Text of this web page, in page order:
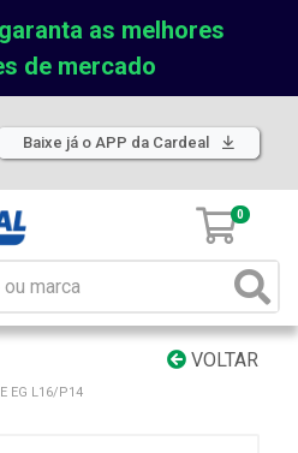
as melhores
de mercado
Baixe já o APP da Cardeal
0
VOLTAR
EG L16/P14